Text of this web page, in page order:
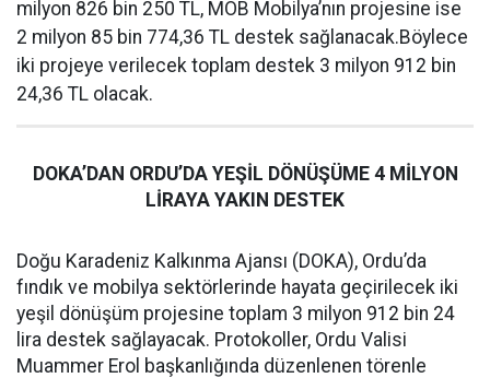
milyon 826 bin 250 TL, MOB Mobilya’nın projesine ise
2 milyon 85 bin 774,36 TL destek sağlanacak.Böylece
iki projeye verilecek toplam destek 3 milyon 912 bin
24,36 TL olacak.
DOKA’DAN ORDU’DA YEŞİL DÖNÜŞÜME 4 MİLYON
LİRAYA YAKIN DESTEK
Doğu Karadeniz Kalkınma Ajansı (DOKA), Ordu’da
fındık ve mobilya sektörlerinde hayata geçirilecek iki
yeşil dönüşüm projesine toplam 3 milyon 912 bin 24
lira destek sağlayacak. Protokoller, Ordu Valisi
Muammer Erol başkanlığında düzenlenen törenle